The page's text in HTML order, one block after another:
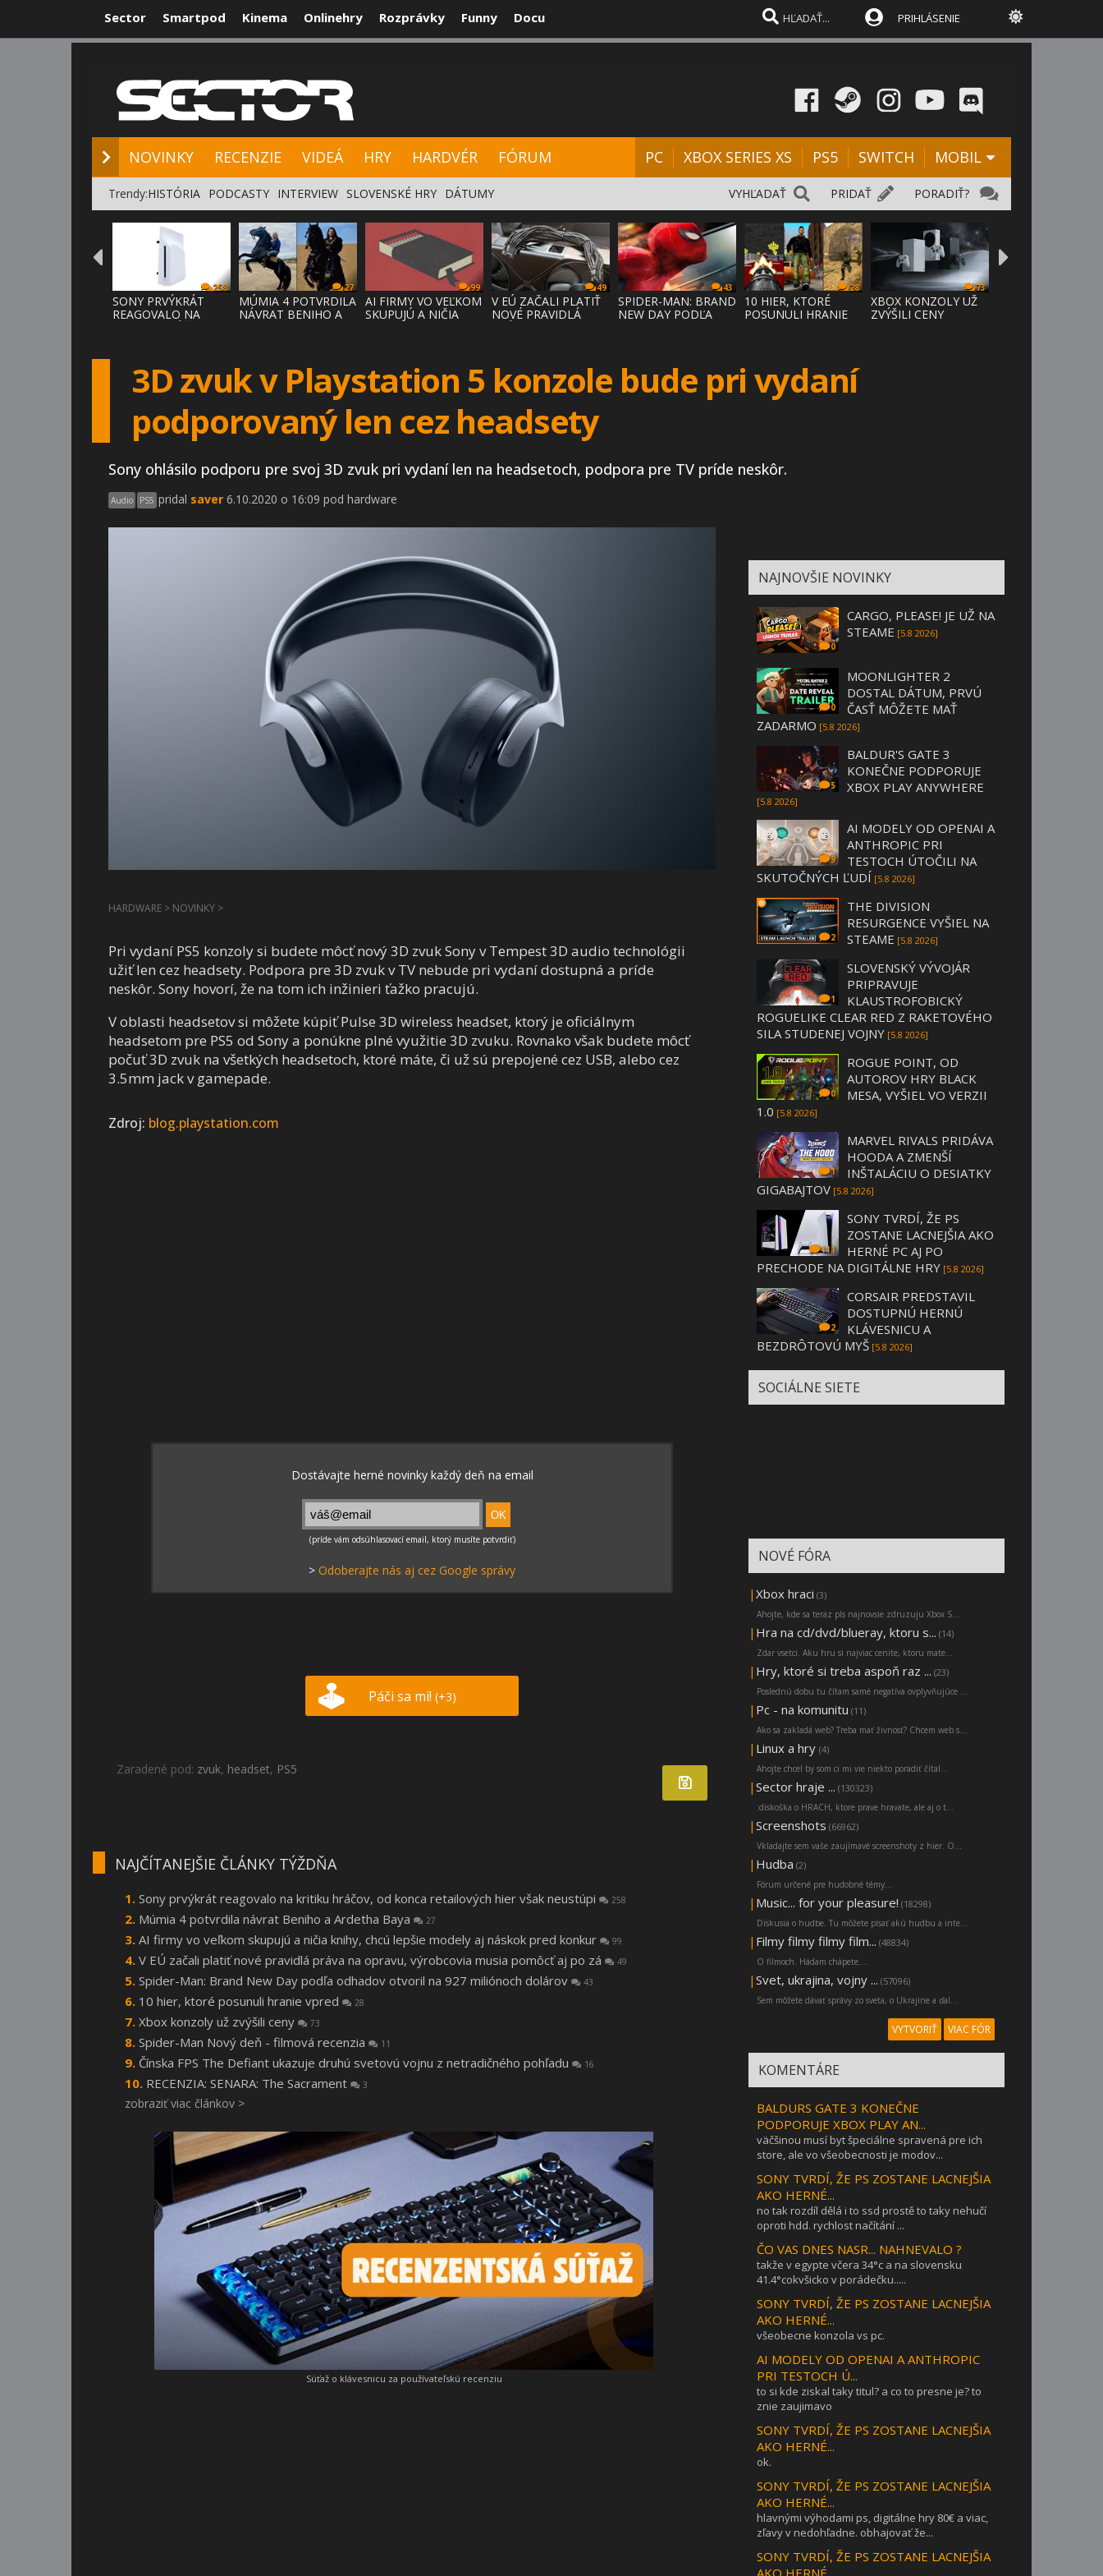
Sector Smartpod Kinema Onlinehry Rozprávky Funny Docu PRIHLÁSENIE
NOVINKY RECENZIE VIDEÁ HRY HARDVÉR FÓRUM PC XBOX SERIES XS PS5 SWITCH MOBIL
PORADIŤ?
PRIDAŤ
VYHĽADAŤ
Trendy:HISTÓRIA PODCASTY INTERVIEW SLOVENSKÉ HRY DÁTUMY
258
SONY PRVÝKRÁT
REAGOVALO NA
27
MÚMIA 4 POTVRDILA
NÁVRAT BENIHO A
99
AI FIRMY VO VEĽKOM
SKUPUJÚ A NIČIA
49
V EÚ ZAČALI PLATIŤ
NOVÉ PRAVIDLÁ
43
SPIDER-MAN: BRAND
NEW DAY PODĽA
28
10 HIER, KTORÉ
POSUNULI HRANIE
73
XBOX KONZOLY UŽ
ZVÝŠILI CENY
3D zvuk v Playstation 5 konzole bude pri vydaní
podporovaný len cez headsety
Sony ohlásilo podporu pre svoj 3D zvuk pri vydaní len na headsetoch, podpora pre TV príde neskôr.
Audio PS5 pridal saver 6.10.2020 o 16:09 pod hardware
HARDWARE > NOVINKY >
Pri vydaní PS5 konzoly si budete môcť nový 3D zvuk Sony v Tempest 3D audio technológii
užiť len cez headsety. Podpora pre 3D zvuk v TV nebude pri vydaní dostupná a príde
neskôr. Sony hovorí, že na tom ich inžinieri ťažko pracujú.
V oblasti headsetov si môžete kúpiť Pulse 3D wireless headset, ktorý je oficiálnym
headsetom pre PS5 od Sony a ponúkne plné využitie 3D zvuku. Rovnako však budete môcť
počuť 3D zvuk na všetkých headsetoch, ktoré máte, či už sú prepojené cez USB, alebo cez
3.5mm jack v gamepade.
Zdroj: blog.playstation.com
> Odoberajte nás aj cez Google správy
Páči sa mi! (+3)
Zaradené pod: zvuk, headset, PS5
NAJČÍTANEJŠIE ČLÁNKY TÝŽDŇA
Sony prvýkrát reagovalo na kritiku hráčov, od konca retailových hier však neustúpi 258
Múmia 4 potvrdila návrat Beniho a Ardetha Baya 27
AI firmy vo veľkom skupujú a ničia knihy, chcú lepšie modely aj náskok pred konkur 99
V EÚ začali platiť nové pravidlá práva na opravu, výrobcovia musia pomôcť aj po zá 49
Spider-Man: Brand New Day podľa odhadov otvoril na 927 miliónoch dolárov 43
10 hier, ktoré posunuli hranie vpred 28
Xbox konzoly už zvýšili ceny 73
Spider-Man Nový deň - filmová recenzia 11
Čínska FPS The Defiant ukazuje druhú svetovú vojnu z netradičného pohľadu 16
RECENZIA: SENARA: The Sacrament 3
zobraziť viac článkov >
Súťaž o klávesnicu za používateľskú recenziu
NAJNOVŠIE NOVINKY
0
CARGO, PLEASE! JE UŽ NA
STEAME [5.8 2026]
0
MOONLIGHTER 2
DOSTAL DÁTUM, PRVÚ
ČASŤ MÔŽETE MAŤ
ZADARMO [5.8 2026]
5
BALDUR'S GATE 3
KONEČNE PODPORUJE
XBOX PLAY ANYWHERE
[5.8 2026]
9
AI MODELY OD OPENAI A
ANTHROPIC PRI
TESTOCH ÚTOČILI NA
SKUTOČNÝCH ĽUDÍ [5.8 2026]
2
THE DIVISION
RESURGENCE VYŠIEL NA
STEAME [5.8 2026]
1
SLOVENSKÝ VÝVOJÁR
PRIPRAVUJE
KLAUSTROFOBICKÝ
ROGUELIKE CLEAR RED Z RAKETOVÉHO
SILA STUDENEJ VOJNY [5.8 2026]
0
ROGUE POINT, OD
AUTOROV HRY BLACK
MESA, VYŠIEL VO VERZII
1.0 [5.8 2026]
1
MARVEL RIVALS PRIDÁVA
HOODA A ZMENŠÍ
INŠTALÁCIU O DESIATKY
GIGABAJTOV [5.8 2026]
111
SONY TVRDÍ, ŽE PS
ZOSTANE LACNEJŠIA AKO
HERNÉ PC AJ PO
PRECHODE NA DIGITÁLNE HRY [5.8 2026]
2
CORSAIR PREDSTAVIL
DOSTUPNÚ HERNÚ
KLÁVESNICU A
BEZDRÔTOVÚ MYŠ [5.8 2026]
SOCIÁLNE SIETE
NOVÉ FÓRA
| Xbox hraci (3)
Ahojte, kde sa teraz pls najnovsie zdruzuju Xbox S...
| Hra na cd/dvd/blueray, ktoru s... (14)
Zdar vsetci. Aku hru si najviac cenite, ktoru mate...
| Hry, ktoré si treba aspoň raz ... (23)
Poslednú dobu tu čítam samé negatíva ovplyvňujúce ...
| Pc - na komunitu (11)
Ako sa zakladá web? Treba mať živnosť? Chcem web s...
| Linux a hry (4)
Ahojte chcel by som ci mi vie niekto poradiť čítal...
| Sector hraje ... (130323)
:diskoška o HRACH, ktore prave hravate, ale aj o t...
| Screenshots (66962)
Vkladajte sem vaše zaujímavé screenshoty z hier. O...
| Hudba (2)
Fórum určené pre hudobné témy...
| Music... for your pleasure! (18298)
Diskusia o hudbe. Tu môžete písať akú hudbu a inte...
| Filmy filmy filmy film... (48834)
O filmoch. Hádam chápete....
| Svet, ukrajina, vojny ... (57096)
Sem môžete dávať správy zo sveta, o Ukrajine a ďal...
VYTVORIŤ VIAC FÓR
KOMENTÁRE
BALDURS GATE 3 KONEČNE
PODPORUJE XBOX PLAY AN...
väčšinou musí byt špeciálne spravená pre ich
store, ale vo všeobecnosti je modov...
SONY TVRDÍ, ŽE PS ZOSTANE LACNEJŠIA
AKO HERNÉ...
no tak rozdíl dělá i to ssd prostě to taky nehučí
oproti hdd. rychlost načítání ...
ČO VAS DNES NASR... NAHNEVALO ?
takže v egypte včera 34°c a na slovensku
41.4°cokvšicko v porádečku.....
SONY TVRDÍ, ŽE PS ZOSTANE LACNEJŠIA
AKO HERNÉ...
všeobecne konzola vs pc.
AI MODELY OD OPENAI A ANTHROPIC
PRI TESTOCH Ú...
to si kde ziskal taky titul? a co to presne je? to
znie zaujimavo
SONY TVRDÍ, ŽE PS ZOSTANE LACNEJŠIA
AKO HERNÉ...
ok.
SONY TVRDÍ, ŽE PS ZOSTANE LACNEJŠIA
AKO HERNÉ...
hlavnými výhodami ps, digitálne hry 80€ a viac,
zľavy v nedohľadne. obhajovať že...
SONY TVRDÍ, ŽE PS ZOSTANE LACNEJŠIA
AKO HERNÉ...